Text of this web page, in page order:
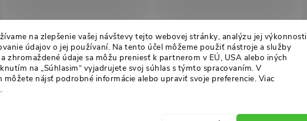
na zlepšenie vašej návštevy tejto webovej stránky, analýzu jej výkonnosti
údajov o jej používaní. Na tento účel môžeme použiť nástroje a služby
zhromaždené údaje sa môžu preniesť k partnerom v EÚ, USA alebo iných
na „Súhlasim“ vyjadrujete svoj súhlas s týmto spracovaním. V
môžete nájsť podrobné informácie alebo upraviť svoje preferencie. Viac
.